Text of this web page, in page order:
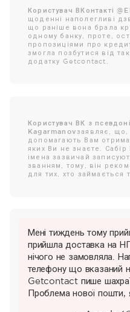
Користувач ВКонтакті
щоденні наполегливі
що раніше вона брала
одному банку, проте,
пропозиціями про
змогла позбутися від
додатку Getcontact.
Користувач ВК з
Kagarmanov заявляє, що,
допомагають Вам
яких Ви не знаєте.
імена зазвичай
званням, тому, він
для тих, хто займається
Мені тиждень тому
прийшла доставка на
нічого не замовляла.
телефону що вказаний
Getcontact пише
Проблема нової пошти,